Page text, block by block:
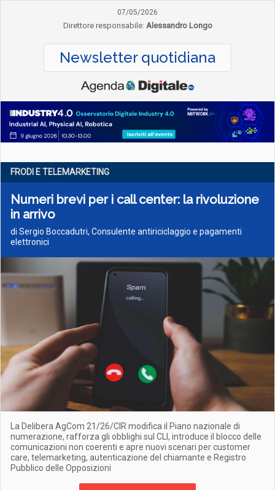
07/05/2026
Direttore responsabile: Alessandro Longo
Newsletter quotidiana
FRODI E TELEMARKETING
Numeri brevi per i call center: la rivoluzione
in arrivo
di Sergio Boccadutri, Consulente antiriciclaggio e pagamenti
elettronici
La Delibera AgCom 21/26/CIR modifica il Piano nazionale di
numerazione, rafforza gli obblighi sul CLI, introduce il blocco delle
comunicazioni non coerenti e apre nuovi scenari per customer
care, telemarketing, autenticazione del chiamante e Registro
Pubblico delle Opposizioni